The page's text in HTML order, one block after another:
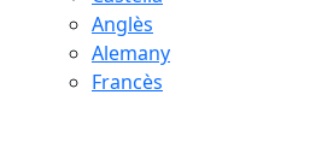
Anglès
Alemany
Francès